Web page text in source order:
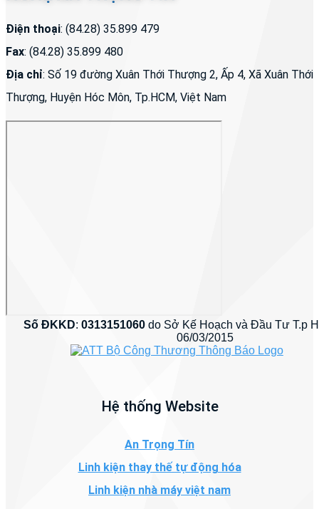
Điện thoại: (84.28) 35.899 479
Fax: (84.28) 35.899 480
Địa chỉ: Số 19 đường Xuân Thới Thượng 2, Ấp 4, Xã Xuân Thới
Thượng, Huyện Hóc Môn, Tp.HCM, Việt Nam
Số ĐKKD:0313151060 do Sở Kế Hoạch và Đầu Tư T.p
06/03/2015
Hệ thống Website
An Trọng Tín
Linh kiện thay thế tự động hóa
Linh kiện nhà máy việt nam